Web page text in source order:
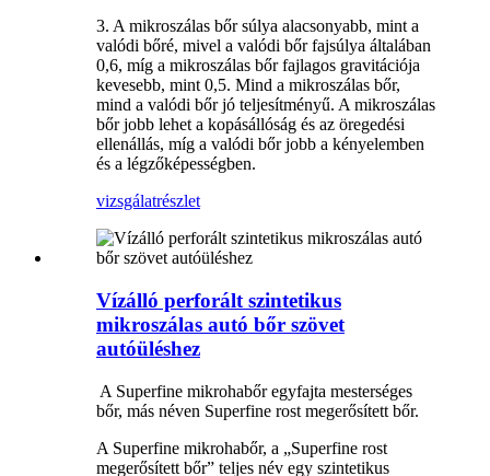
3. A mikroszálas bőr súlya alacsonyabb, mint a
valódi bőré, mivel a valódi bőr fajsúlya általában
0,6, míg a mikroszálas bőr fajlagos gravitációja
kevesebb, mint 0,5. Mind a mikroszálas bőr,
mind a valódi bőr jó teljesítményű. A mikroszálas
bőr jobb lehet a kopásállóság és az öregedési
ellenállás, míg a valódi bőr jobb a kényelemben
és a légzőképességben.
vizsgálatrészlet
Vízálló perforált szintetikus
mikroszálas autó bőr szövet
autóüléshez
‌‌ A Superfine mikrohabőr egyfajta mesterséges
bőr, más néven Superfine rost megerősített bőr. ‌
A Superfine mikrohabőr, a „Superfine rost
megerősített bőr” teljes név egy szintetikus